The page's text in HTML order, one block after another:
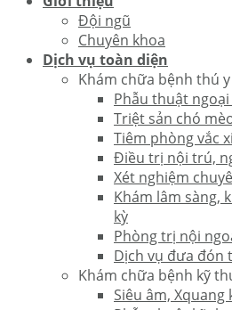
Đội ngũ
Chuyên khoa
Dịch vụ toàn diện
Khám chữa bệnh thú y
Phẫu thuật
Triệt sản chó
Tiêm phòng vắc
Điều trị nội trú,
Xét nghiệm
Khám lâm sàng,
kỳ
Phòng trị nội
Dịch vụ đưa đón
Khám chữa bệnh kỹ
Siêu âm, Xquang